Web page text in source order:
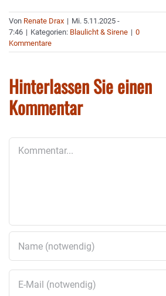
Von Renate Drax | Mi. 5.11.2025 -
7:46 | Kategorien: Blaulicht & Sirene | 0
Kommentare
Hinterlassen Sie einen
Kommentar